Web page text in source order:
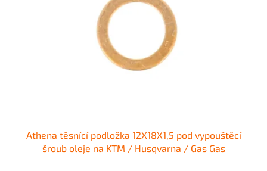
Athena těsnící podložka 12X18X1,5 pod vypouštěcí
šroub oleje na KTM / Husqvarna / Gas Gas